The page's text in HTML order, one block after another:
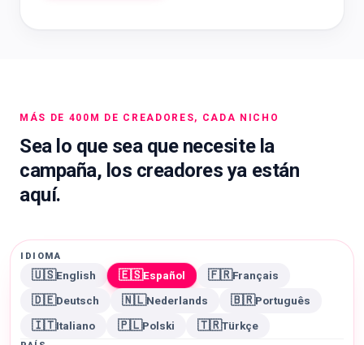
MÁS DE 400M DE CREADORES, CADA NICHO
Sea lo que sea que necesite la
campaña, los creadores ya están
aquí.
IDIOMA
🇺🇸English 🇪🇸Español 🇫🇷Français
🇩🇪Deutsch 🇳🇱Nederlands 🇧🇷Português
🇮🇹Italiano 🇵🇱Polski 🇹🇷Türkçe